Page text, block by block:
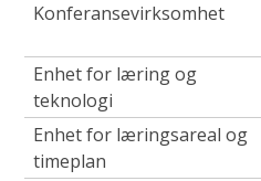
Konferansevirksomhet
Enhet for læring og
teknologi
Enhet for læringsareal og
timeplan